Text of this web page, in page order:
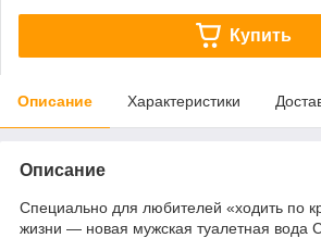
Купить
Описание Характеристики
Описание
Специально для любителей «ходить по
жизни — новая мужская туалетная вода